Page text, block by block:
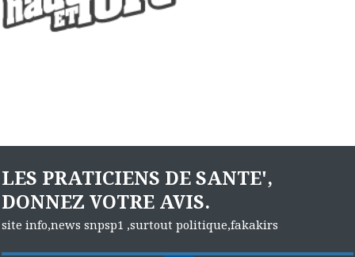
LES PRATICIENS DE SANTE',
DONNEZ VOTRE AVIS.
site info,news snpsp1 ,surtout politique,fakakirs